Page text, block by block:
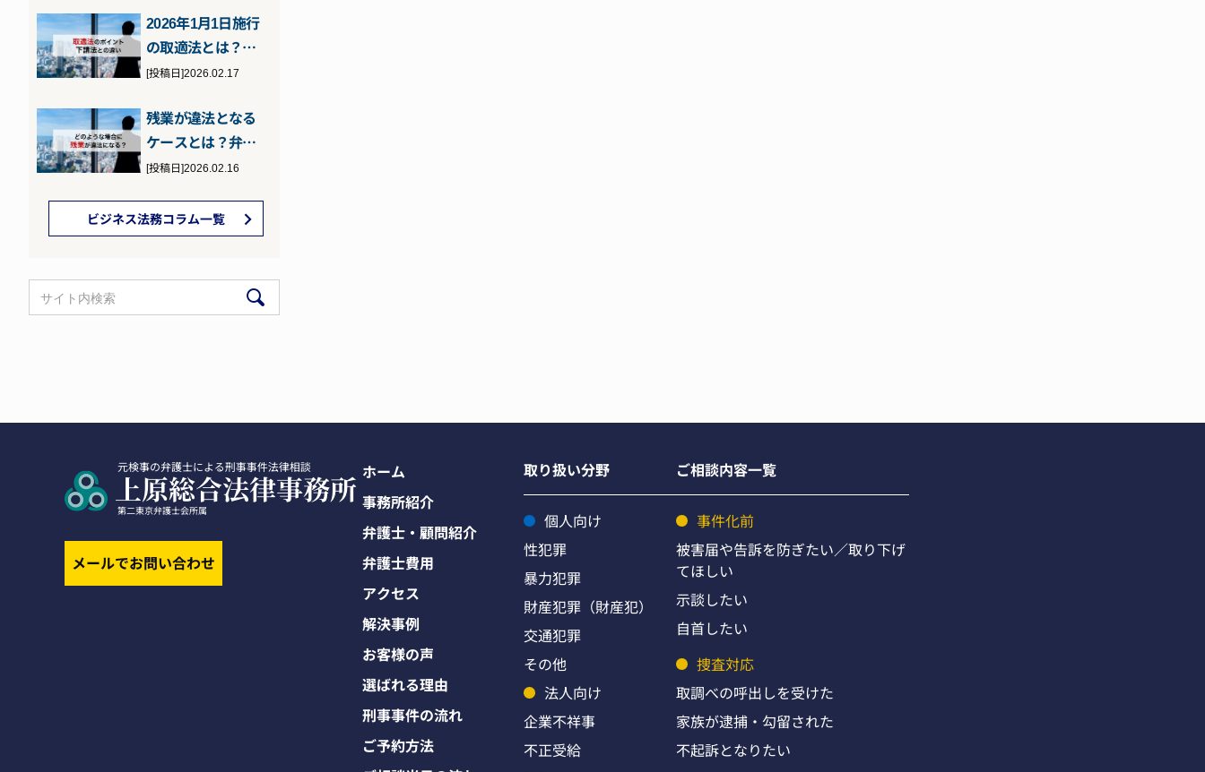
2026年1月1日施行
の取適法とは？下
請法との違いとポ
[投稿日]2026.02.17
残業が違法となる
ケースとは？弁護
士が詳しく解説
[投稿日]2026.02.16
ビジネス法務コラム一覧
メールでお問い合わせ
ホーム
事務所紹介
弁護士・顧問紹介
弁護士費用
アクセス
解決事例
お客様の声
選ばれる理由
刑事事件の流れ
ご予約方法
取り扱い分野
個人向け
性犯罪
暴力犯罪
財産犯罪（財産犯）
交通犯罪
その他
法人向け
企業不祥事
不正受給
ご相談内容一覧
事件化前
被害届や告訴を防ぎたい／取り下げ
てほしい
示談したい
自首したい
捜査対応
取調べの呼出しを受けた
家族が逮捕・勾留された
不起訴となりたい